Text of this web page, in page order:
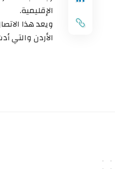
الإقليمية.
ويعد هذا
الأردن والتي